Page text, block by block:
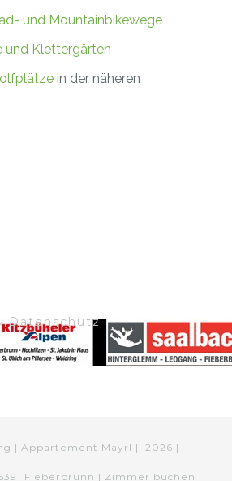
und Mountainbikewege
und Klettergärten
in der näheren
Datenschutz
| Appartement Mayrl | 2026 |
Fieberbrunn | Zimmer buchen